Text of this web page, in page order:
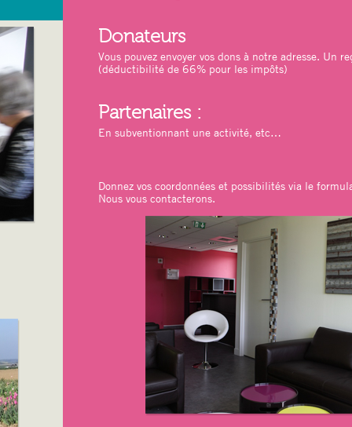
Donateurs
Vous pouvez envoyer vos dons à notre adresse. Un
(déductibilité de 66% pour les impôts)
Partenaires :
En subventionnant une activité, etc…
Donnez vos coordonnées et possibilités via le
Nous vous contacterons.